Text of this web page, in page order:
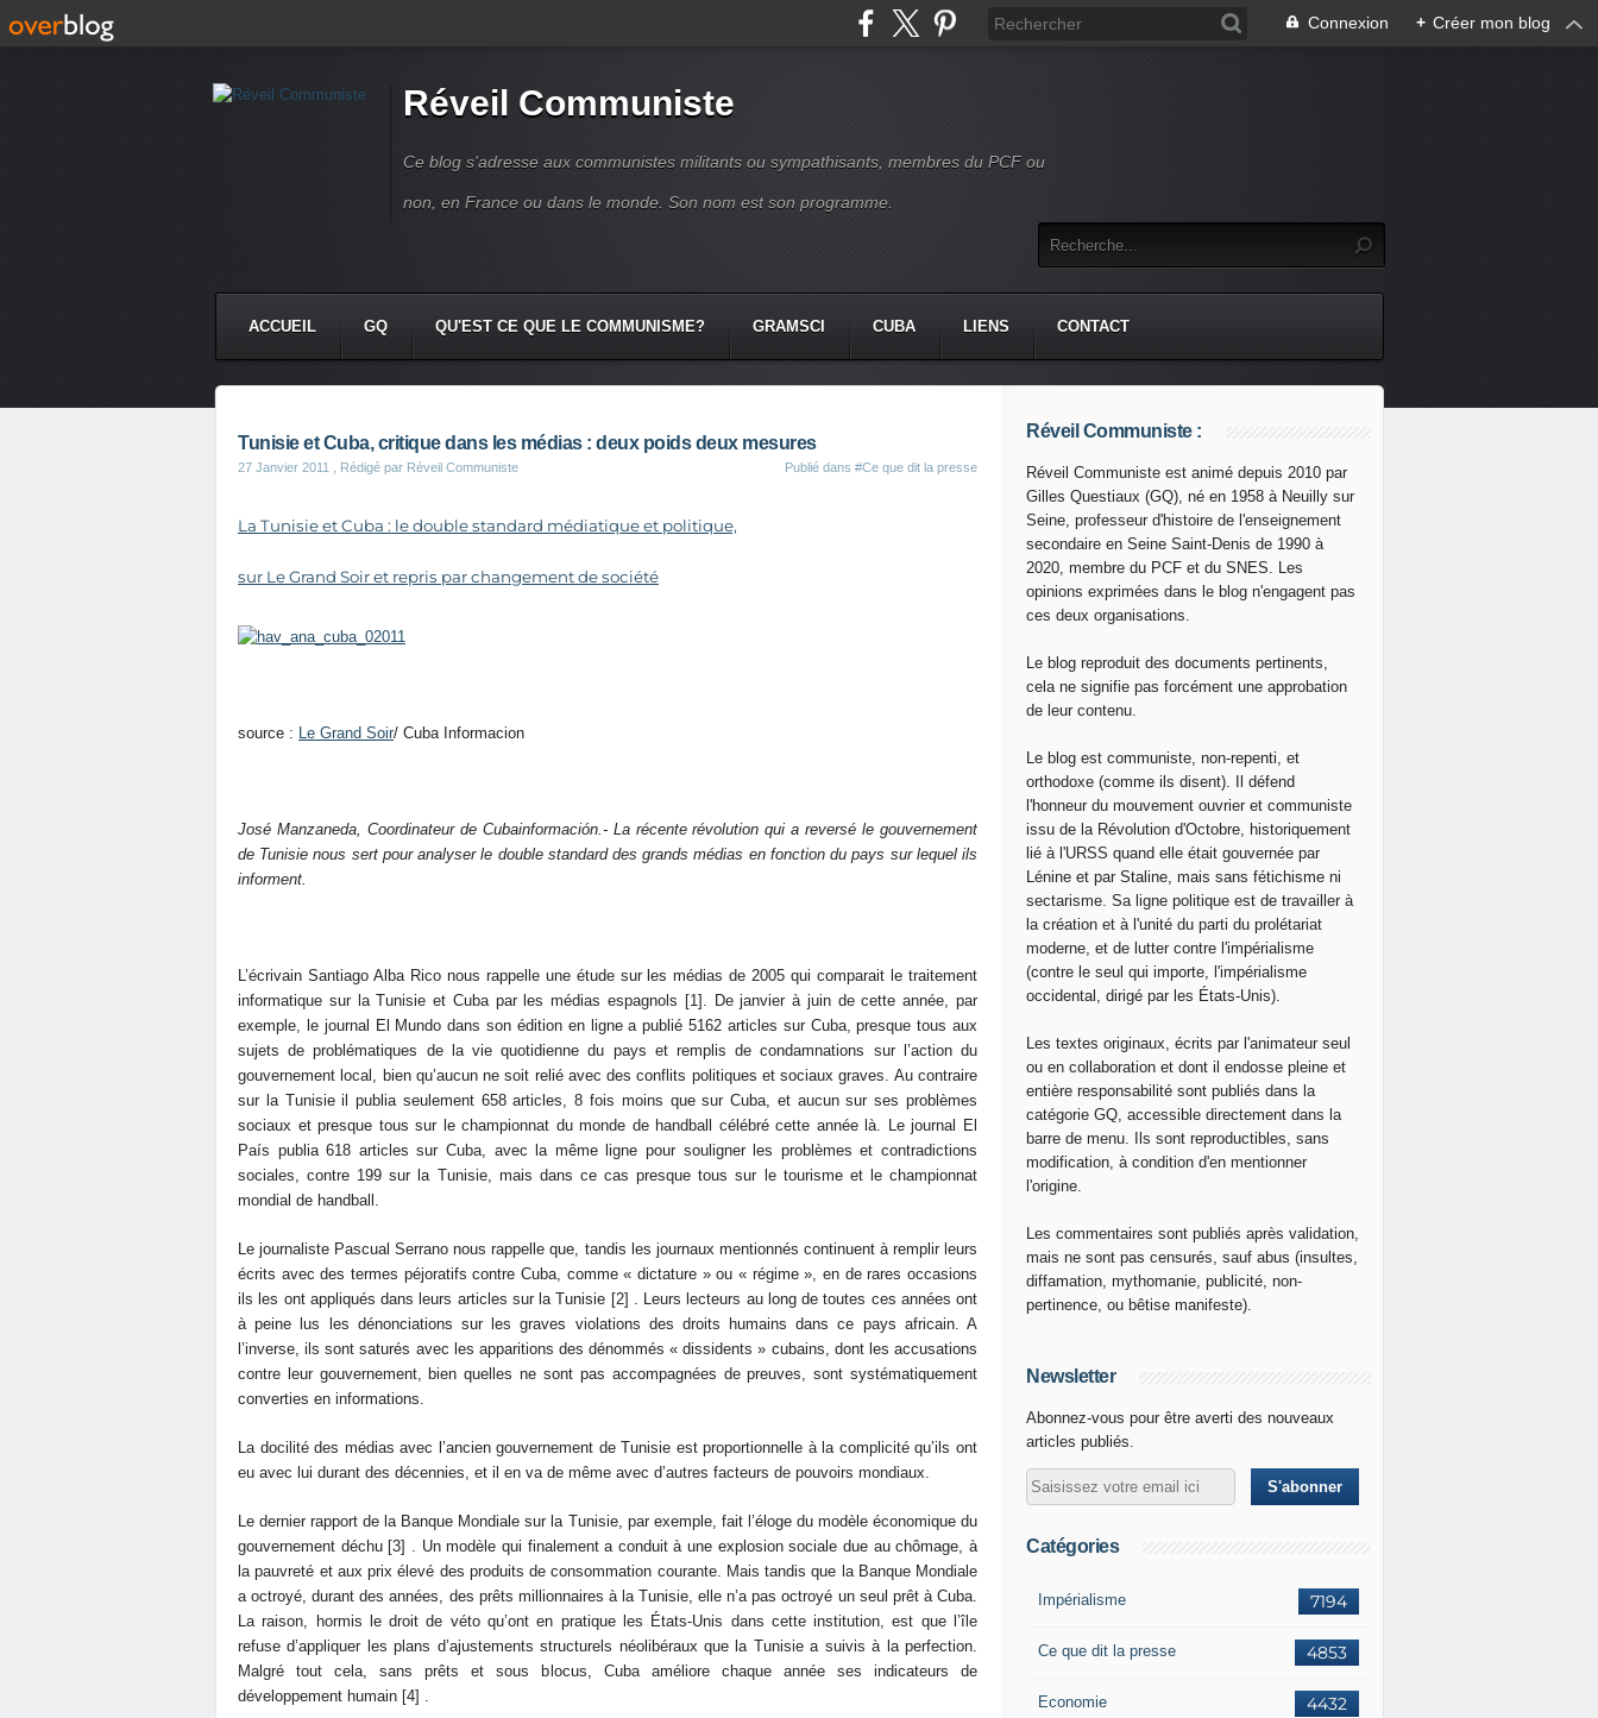
Connexion + Créer mon blog
Réveil Communiste
Ce blog s'adresse aux communistes militants ou sympathisants, membres du PCF ou
non, en France ou dans le monde. Son nom est son programme.
ACCUEIL GQ QU'EST CE QUE LE COMMUNISME? GRAMSCI CUBA LIENS CONTACT
Tunisie et Cuba, critique dans les médias : deux poids deux mesures
27 Janvier 2011 , Rédigé par Réveil Communiste Publié dans #Ce que dit la presse
La Tunisie et Cuba : le double standard médiatique et politique,
sur Le Grand Soir et repris par changement de société
source : Le Grand Soir/ Cuba Informacion
José Manzaneda, Coordinateur de Cubainformación.- La récente révolution qui a reversé le gouvernement
de Tunisie nous sert pour analyser le double standard des grands médias en fonction du pays sur lequel ils
informent.
L’écrivain Santiago Alba Rico nous rappelle une étude sur les médias de 2005 qui comparait le traitement
informatique sur la Tunisie et Cuba par les médias espagnols [1]. De janvier à juin de cette année, par
exemple, le journal El Mundo dans son édition en ligne a publié 5162 articles sur Cuba, presque tous aux
sujets de problématiques de la vie quotidienne du pays et remplis de condamnations sur l’action du
gouvernement local, bien qu’aucun ne soit relié avec des conflits politiques et sociaux graves. Au contraire
sur la Tunisie il publia seulement 658 articles, 8 fois moins que sur Cuba, et aucun sur ses problèmes
sociaux et presque tous sur le championnat du monde de handball célébré cette année là. Le journal El
País publia 618 articles sur Cuba, avec la même ligne pour souligner les problèmes et contradictions
sociales, contre 199 sur la Tunisie, mais dans ce cas presque tous sur le tourisme et le championnat
mondial de handball.
Le journaliste Pascual Serrano nous rappelle que, tandis les journaux mentionnés continuent à remplir leurs
écrits avec des termes péjoratifs contre Cuba, comme « dictature » ou « régime », en de rares occasions
ils les ont appliqués dans leurs articles sur la Tunisie [2] . Leurs lecteurs au long de toutes ces années ont
à peine lus les dénonciations sur les graves violations des droits humains dans ce pays africain. A
l’inverse, ils sont saturés avec les apparitions des dénommés « dissidents » cubains, dont les accusations
contre leur gouvernement, bien quelles ne sont pas accompagnées de preuves, sont systématiquement
converties en informations.
La docilité des médias avec l’ancien gouvernement de Tunisie est proportionnelle à la complicité qu’ils ont
eu avec lui durant des décennies, et il en va de même avec d’autres facteurs de pouvoirs mondiaux.
Le dernier rapport de la Banque Mondiale sur la Tunisie, par exemple, fait l’éloge du modèle économique du
gouvernement déchu [3] . Un modèle qui finalement a conduit à une explosion sociale due au chômage, à
la pauvreté et aux prix élevé des produits de consommation courante. Mais tandis que la Banque Mondiale
a octroyé, durant des années, des prêts millionnaires à la Tunisie, elle n’a pas octroyé un seul prêt à Cuba.
La raison, hormis le droit de véto qu’ont en pratique les États-Unis dans cette institution, est que l’île
refuse d’appliquer les plans d’ajustements structurels néolibéraux que la Tunisie a suivis à la perfection.
Malgré tout cela, sans prêts et sous blocus, Cuba améliore chaque année ses indicateurs de
développement humain [4] .
Réveil Communiste :
Réveil Communiste est animé depuis 2010 par
Gilles Questiaux (GQ), né en 1958 à Neuilly sur
Seine, professeur d'histoire de l'enseignement
secondaire en Seine Saint-Denis de 1990 à
2020, membre du PCF et du SNES. Les
opinions exprimées dans le blog n'engagent pas
ces deux organisations.
Le blog reproduit des documents pertinents,
cela ne signifie pas forcément une approbation
de leur contenu.
Le blog est communiste, non-repenti, et
orthodoxe (comme ils disent). Il défend
l'honneur du mouvement ouvrier et communiste
issu de la Révolution d'Octobre, historiquement
lié à l'URSS quand elle était gouvernée par
Lénine et par Staline, mais sans fétichisme ni
sectarisme. Sa ligne politique est de travailler à
la création et à l'unité du parti du prolétariat
moderne, et de lutter contre l'impérialisme
(contre le seul qui importe, l'impérialisme
occidental, dirigé par les États-Unis).
Les textes originaux, écrits par l'animateur seul
ou en collaboration et dont il endosse pleine et
entière responsabilité sont publiés dans la
catégorie GQ, accessible directement dans la
barre de menu. Ils sont reproductibles, sans
modification, à condition d'en mentionner
l'origine.
Les commentaires sont publiés après validation,
mais ne sont pas censurés, sauf abus (insultes,
diffamation, mythomanie, publicité, non-
pertinence, ou bêtise manifeste).
Newsletter
Abonnez-vous pour être averti des nouveaux
articles publiés.
Catégories
7194
Impérialisme
4853
Ce que dit la presse
4432
Economie